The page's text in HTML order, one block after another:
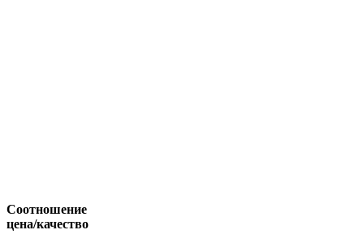
Соотношение
цена/качество